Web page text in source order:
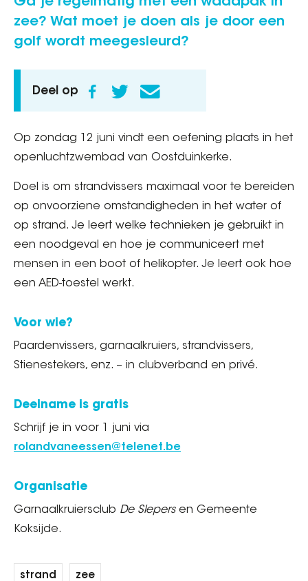
zee? Wat moet je doen als je door een
golf wordt meegesleurd?
Deel op
Op zondag 12 juni vindt een oefening plaats in het
openluchtzwembad van Oostduinkerke.
Doel is om strandvissers maximaal voor te bereiden
op onvoorziene omstandigheden in het water of
op strand. Je leert welke technieken je gebruikt in
een noodgeval en hoe je communiceert met
mensen in een boot of helikopter. Je leert ook hoe
een AED-toestel werkt.
Voor wie?
Paardenvissers, garnaalkruiers, strandvissers,
Stienestekers, enz. – in clubverband en privé.
Deelname is gratis
Schrijf je in voor 1 juni via
rolandvaneessen@telenet.be
Organisatie
Garnaalkruiersclub De Slepersen Gemeente
Koksijde.
strand zee